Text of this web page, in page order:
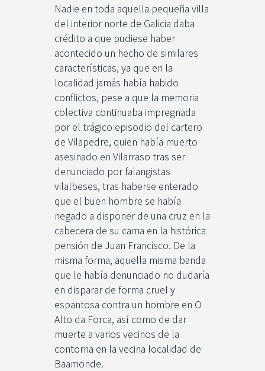
Nadie en toda aquella pequeña villa
del interior norte de Galicia daba
crédito a que pudiese haber
acontecido un hecho de similares
características, ya que en la
localidad jamás había habido
conflictos, pese a que la memoria
colectiva continuaba impregnada
por el trágico episodio del cartero
de Vilapedre, quien había muerto
asesinado en Vilarraso tras ser
denunciado por falangistas
vilalbeses, tras haberse enterado
que el buen hombre se había
negado a disponer de una cruz en la
cabecera de su cama en la histórica
pensión de Juan Francisco. De la
misma forma, aquella misma banda
que le había denunciado no dudaría
en disparar de forma cruel y
espantosa contra un hombre en O
Alto da Forca, así como de dar
muerte a varios vecinos de la
contorna en la vecina localidad de
Baamonde.